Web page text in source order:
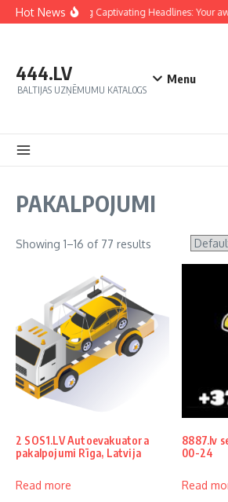
Hot NewsCrafting Captivating Headlines: Your
444.LV
BALTIJAS UZŅĒMUMU KATALOGS
Menu
PAKALPOJUMI
Showing 1–16 of 77 results
2 SOS1.LV Autoevakuatora
pakalpojumi Rīga, Latvija
Read more
8887.lv
00-24
Read